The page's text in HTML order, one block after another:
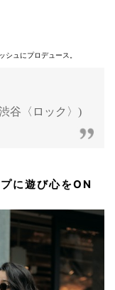
シュにプロデュース。
谷〈ロック〉)
に遊び心をON